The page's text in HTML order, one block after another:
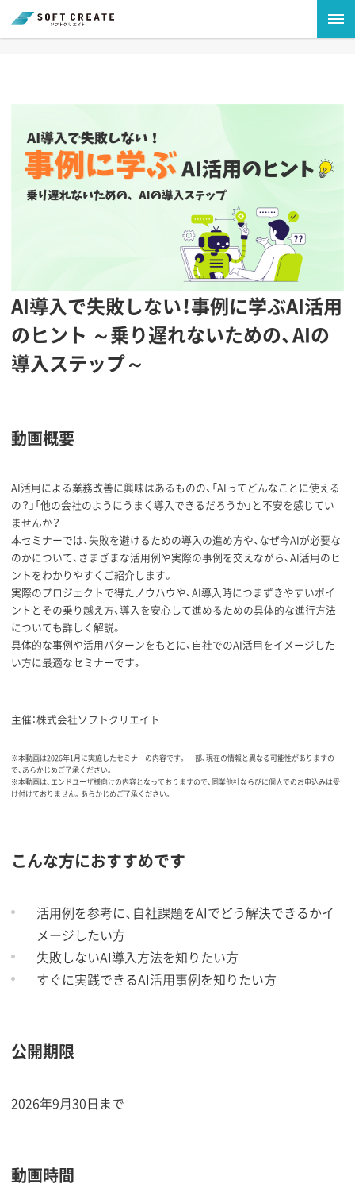
AI導入で失敗しない！事例に学ぶAI活用
のヒント ～乗り遅れないための、AIの
導入ステップ～
動画概要
AI活用による業務改善に興味はあるものの、「AIってどんなことに使える
の？」「他の会社のようにうまく導入できるだろうか」と不安を感じてい
ませんか？
本セミナーでは、失敗を避けるための導入の進め方や、なぜ今AIが必要な
のかについて、さまざまな活用例や実際の事例を交えながら、AI活用のヒ
ントをわかりやすくご紹介します。
実際のプロジェクトで得たノウハウや、AI導入時につまずきやすいポイ
ントとその乗り越え方、導入を安心して進めるための具体的な進行方法
についても詳しく解説。
具体的な事例や活用パターンをもとに、自社でのAI活用をイメージした
い方に最適なセミナーです。
主催：株式会社ソフトクリエイト
※本動画は2026年1月に実施したセミナーの内容です。 一部、現在の情報と異なる可能性がありますの
で、あらかじめご了承ください。
※本動画は、エンドユーザ様向けの内容となっておりますので、同業他社ならびに個人でのお申込みは受
け付けておりません。あらかじめご了承ください。
こんな方におすすめです
活用例を参考に、自社課題をAIでどう解決できるかイ
メージしたい方
失敗しないAI導入方法を知りたい方
すぐに実践できるAI活用事例を知りたい方
公開期限
2026年9月30日まで
動画時間